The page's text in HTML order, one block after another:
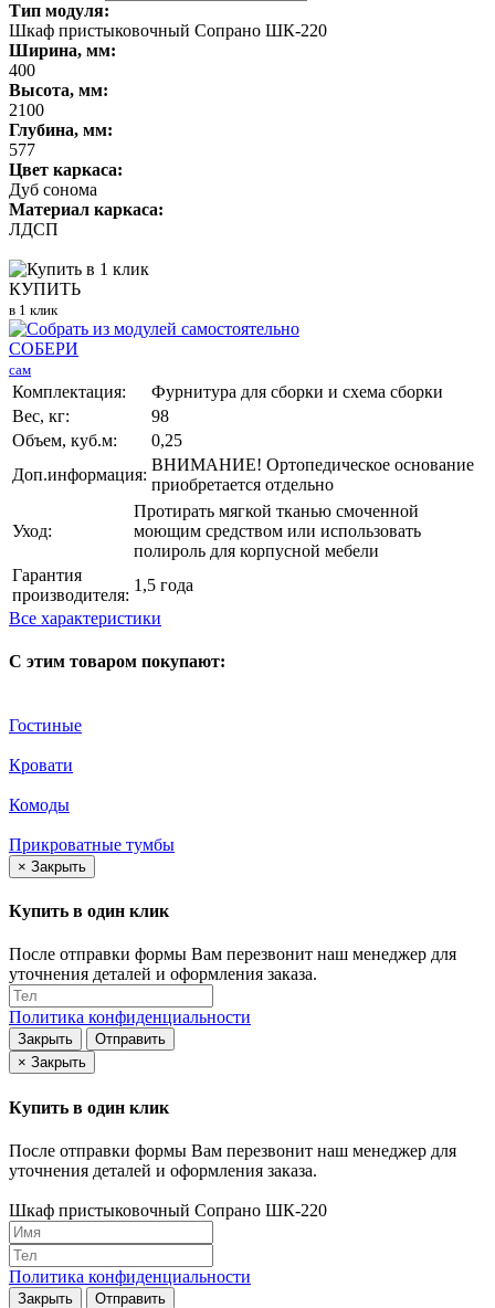
Тип модуля:
Шкаф пристыковочный Сопрано ШК-220
Ширина, мм:
400
Высота, мм:
2100
Глубина, мм:
577
Цвет каркаса:
Дуб сонома
Материал каркаса:
ЛДСП
КУПИТЬ
в 1 клик
СОБЕРИ
сам
Комплектация:
Фурнитура для сборки и схема сборки
Вес, кг:
98
Объем, куб.м:
0,25
Доп.информация:
ВНИМАНИЕ! Ортопедическое основание
приобретается отдельно
Уход:
Протирать мягкой тканью смоченной
моющим средством или использовать
полироль для корпусной мебели
Гарантия
производителя:
1,5 года
Все характеристики
С этим товаром покупают:
Гостиные
Кровати
Комоды
Прикроватные тумбы
× Закрыть
Купить в один клик
После отправки формы Вам перезвонит наш менеджер для
уточнения деталей и оформления заказа.
Политика конфиденциальности
Закрыть
Отправить
× Закрыть
Купить в один клик
После отправки формы Вам перезвонит наш менеджер для
уточнения деталей и оформления заказа.
Шкаф пристыковочный Сопрано ШК-220
Политика конфиденциальности
Закрыть Отправить